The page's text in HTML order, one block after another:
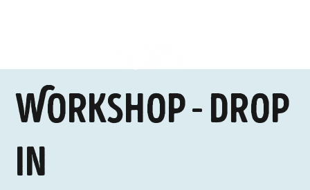
Workshop - Drop
in